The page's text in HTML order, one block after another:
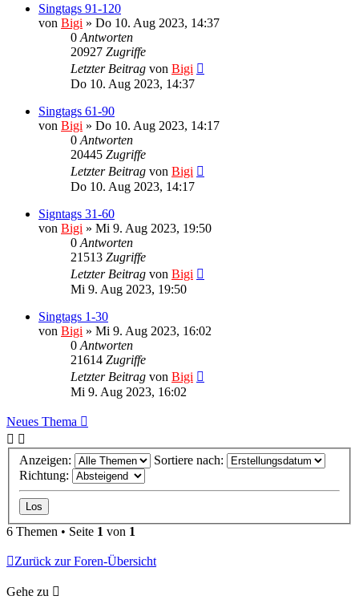
Singtags 91-120
von Bigi » Do 10. Aug 2023, 14:37
0 Antworten
20927 Zugriffe
Letzter Beitrag von Bigi
Do 10. Aug 2023, 14:37
Singtags 61-90
von Bigi » Do 10. Aug 2023, 14:17
0 Antworten
20445 Zugriffe
Letzter Beitrag von Bigi
Do 10. Aug 2023, 14:17
Signtags 31-60
von Bigi » Mi 9. Aug 2023, 19:50
0 Antworten
21513 Zugriffe
Letzter Beitrag von Bigi
Mi 9. Aug 2023, 19:50
Singtags 1-30
von Bigi » Mi 9. Aug 2023, 16:02
0 Antworten
21614 Zugriffe
Letzter Beitrag von Bigi
Mi 9. Aug 2023, 16:02
Neues Thema
Anzeigen:
Sortiere nach:
Richtung:
6 Themen • Seite 1 von 1
Zurück zur Foren-Übersicht
Gehe zu